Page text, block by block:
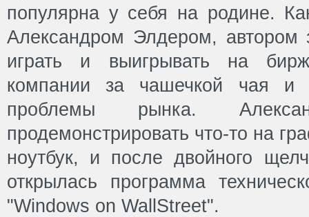
популярна у себя на родине.
Александром Элдером, автором
играть и выигрывать на
компании за чашечкой чая и
проблемы рынка.
продемонстрировать что-то на
ноутбук, и после двойного
открылась программа
"Windows on WallStreet".